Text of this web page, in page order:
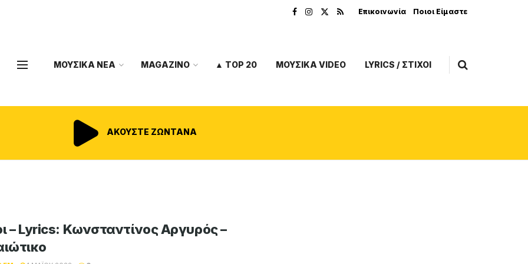
Επικοινωνία Ποιοι Είμαστε
ΜΟΥΣΙΚΑ ΝΕΑ MAGAZINO ▲ TOP 20 ΜΟΥΣΙΚΑ VIDEO LYRICS / ΣΤΙΧΟΙ
ΑΚΟΥΣΤΕ ΖΩΝΤΑΝΑ
– Lyrics: Κωνσταντίνος Αργυρός –